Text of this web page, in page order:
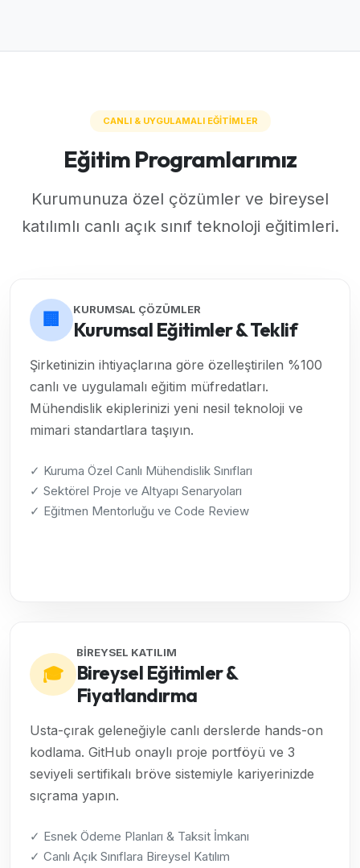
CANLI & UYGULAMALI EĞİTİMLER
Eğitim Programlarımız
Kurumunuza özel çözümler ve bireysel
katılımlı canlı açık sınıf teknoloji eğitimleri.
🏢 KURUMSAL ÇÖZÜMLER
Kurumsal Eğitimler & Teklif
Şirketinizin ihtiyaçlarına göre özelleştirilen %100
canlı ve uygulamalı eğitim müfredatları.
Mühendislik ekiplerinizi yeni nesil teknoloji ve
mimari standartlara taşıyın.
✓ Kuruma Özel Canlı Mühendislik Sınıfları
✓ Sektörel Proje ve Altyapı Senaryoları
✓ Eğitmen Mentorluğu ve Code Review
🎓
BİREYSEL KATILIM
Bireysel Eğitimler &
Fiyatlandırma
Usta-çırak geleneğiyle canlı derslerde hands-on
kodlama. GitHub onaylı proje portföyü ve 3
seviyeli sertifikalı bröve sistemiyle kariyerinizde
sıçrama yapın.
✓ Esnek Ödeme Planları & Taksit İmkanı
✓ Canlı Açık Sınıflara Bireysel Katılım